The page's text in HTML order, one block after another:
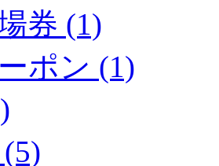
券 (1)
ポン (1)